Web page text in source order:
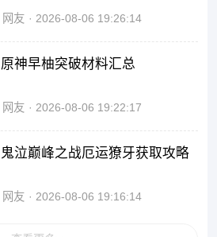
网友 2026-08-06 19:26:14
原神早柚突破材料汇总
网友 2026-08-06 19:22:17
鬼泣巅峰之战厄运獠牙获取攻略
网友 2026-08-06 19:16:14